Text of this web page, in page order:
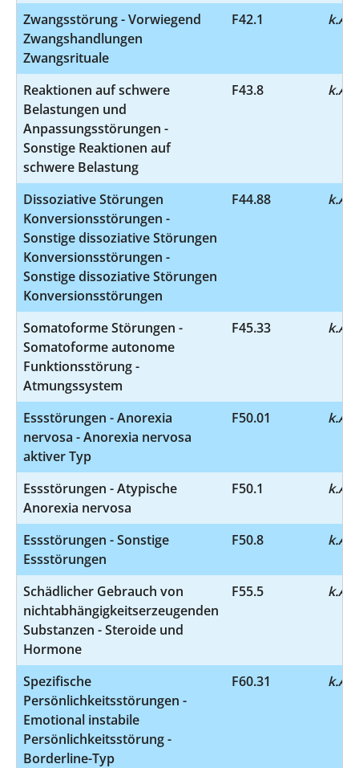
Zwangsstörung - Vorwiegend
Zwangshandlungen
Zwangsrituale
F42.1 k.A.
Reaktionen auf schwere
Belastungen und
Anpassungsstörungen -
Sonstige Reaktionen auf
schwere Belastung
F43.8 k.A.
Dissoziative Störungen
Konversionsstörungen -
Sonstige dissoziative Störungen
Konversionsstörungen -
Sonstige dissoziative Störungen
Konversionsstörungen
F44.88 k.A.
Somatoforme Störungen -
Somatoforme autonome
Funktionsstörung -
Atmungssystem
F45.33 k.A.
Essstörungen - Anorexia
nervosa - Anorexia nervosa
aktiver Typ
F50.01 k.A.
Essstörungen - Atypische
Anorexia nervosa
F50.1 k.A.
Essstörungen - Sonstige
Essstörungen
F50.8 k.A.
Schädlicher Gebrauch von
nichtabhängigkeitserzeugenden
Substanzen - Steroide und
Hormone
F55.5 k.A.
Spezifische
Persönlichkeitsstörungen -
Emotional instabile
Persönlichkeitsstörung -
Borderline-Typ
F60.31 k.A.